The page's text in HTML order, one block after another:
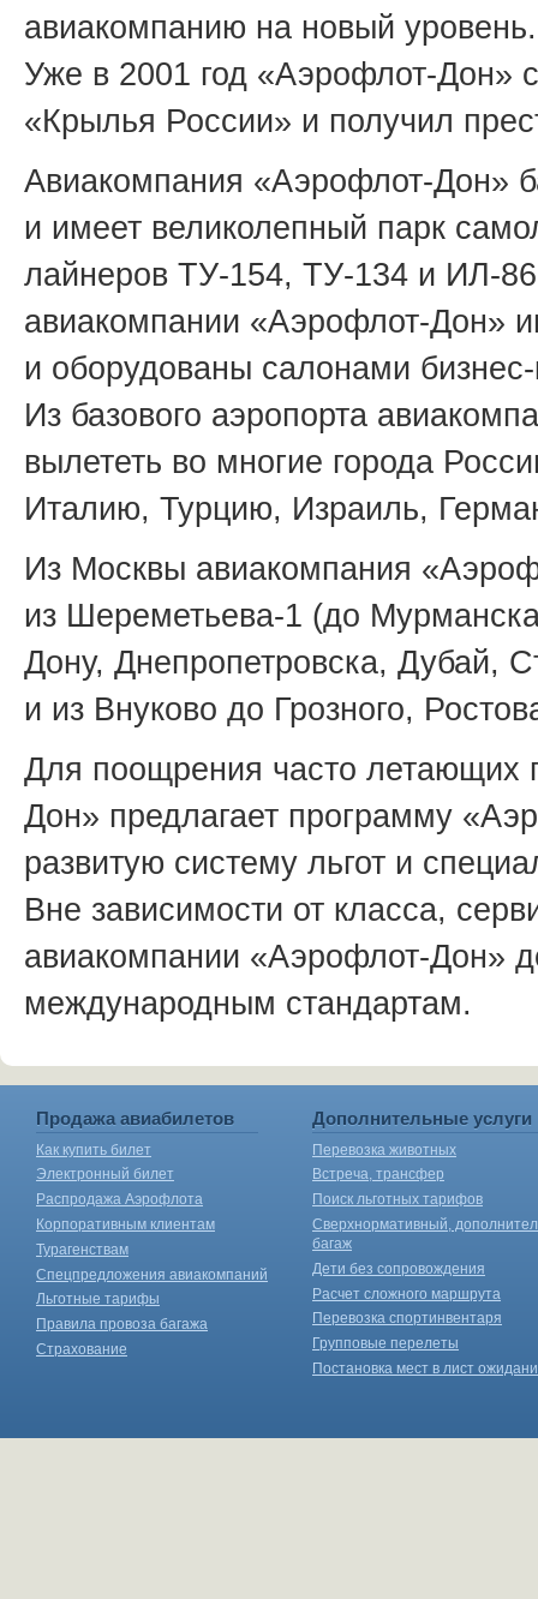
авиакомпанию на новый уровень.
Уже в 2001 год «Аэрофлот-Дон»
«Крылья России» и получил
Авиакомпания «Аэрофлот-Дон»
и имеет великолепный парк
лайнеров ТУ-154, ТУ-134 и ИЛ-
авиакомпании «Аэрофлот-Дон»
и оборудованы салонами
Из базового аэропорта
вылететь во многие города
Италию, Турцию, Израиль,
Из Москвы авиакомпания
из Шереметьева-1 (до
Дону, Днепропетровска, Дубай,
и из Внуково до Грозного,
Для поощрения часто летающих
Дон» предлагает программу
развитую систему льгот и
Вне зависимости от класса,
авиакомпании «Аэрофлот-Дон»
международным стандартам.
Продажа авиабилетов
Как купить билет
Электронный билет
Распродажа Аэрофлота
Корпоративным клиентам
Турагенствам
Спецпредложения авиакомпаний
Льготные тарифы
Правила провоза багажа
Страхование
Дополнительные услуги
Перевозка животных
Встреча, трансфер
Поиск льготных тарифов
Сверхнормативный,
багаж
Дети без сопровождения
Расчет сложного маршрута
Перевозка спортинвентаря
Групповые перелеты
Постановка мест в лист